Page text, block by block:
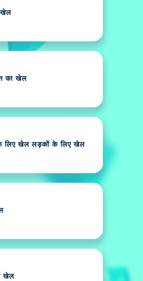
खेल
का खेल
लिए खेल लड़कों के लिए खेल
खेल